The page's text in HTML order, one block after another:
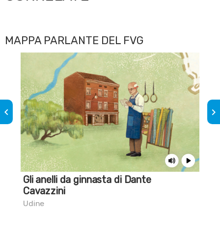
MAPPA PARLANTE DEL FVG
Gli anelli da ginnasta di Dante
Cavazzini
Udine
keyboard_arrow_left keyboard_arrow_right